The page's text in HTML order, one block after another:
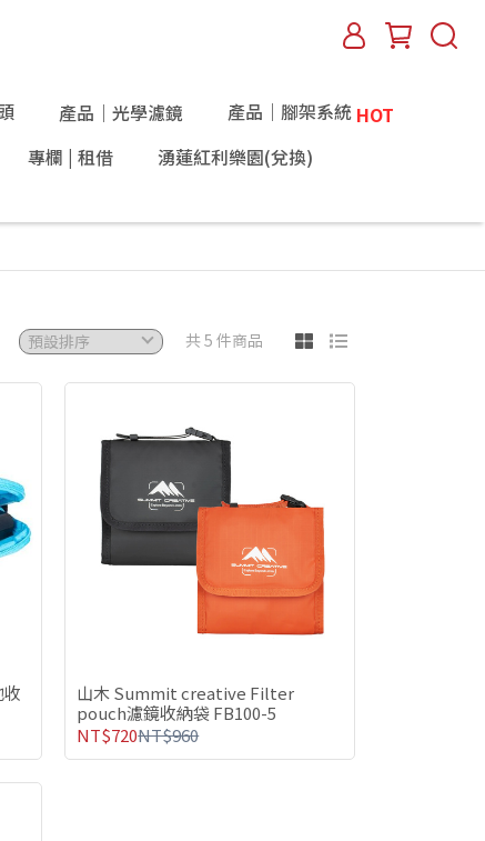
產品｜光學濾鏡 產品｜腳架系統HOT
專欄 | 租借
湧蓮紅利樂園(兌換)
共 5 件商品
山木 Summit creative Filter
pouch濾鏡收納袋 FB100-5
NT$720NT$960